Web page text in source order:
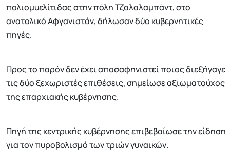
πολιομυελίτιδας στην πόλη Τζαλαλαμπάντ, στο
ανατολικό Αφγανιστάν, δήλωσαν δύο κυβερνητικές
πηγές.
Προς το παρόν δεν έχει αποσαφηνιστεί ποιος διεξήγαγε
τις δύο ξεχωριστές επιθέσεις, σημείωσε αξιωματούχος
της επαρχιακής κυβέρνησης.
Πηγή της κεντρικής κυβέρνησης επιβεβαίωσε την είδηση
για τον πυροβολισμό των τριών γυναικών.